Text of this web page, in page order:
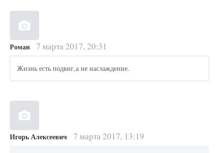
Роман 7 марта 2017, 20:31
Жизнь есть подвиг,а не наслаждение.
Игорь Алексеевич 7 марта 2017, 13:19